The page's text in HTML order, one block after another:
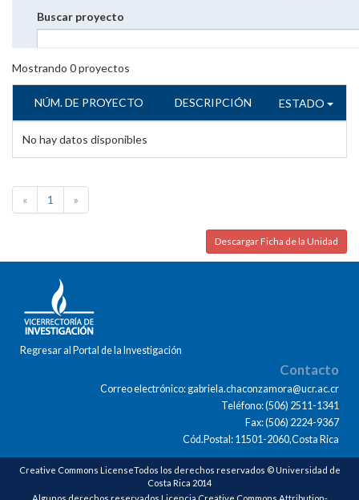
Buscar proyecto
Mostrando 0proyectos
NÚM. DE PROYECTO DESCRIPCIÓN ESTADO
No hay datos disponibles
« 1 »
Descargar Ficha de la Unidad
Regresar al Portal de la Investigación
Contacto
Correo electrónico: gabriela.chaconzamora@ucr.ac.cr
Teléfono: (506) 2511-1341
Fax: (506) 2224-9367
Cód.Postal: 11501-2060,Costa Rica
Creative Commons LicenseTodos los derechos reservados © Universidad de
Costa Rica 2014